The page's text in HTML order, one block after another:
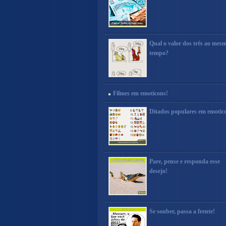
Qual o valor dos três ao
tempo?
Filmes em emoticons!
Ditados populares em
Pare, pense e responda esse
desejo!
Se souber, passa a frente!